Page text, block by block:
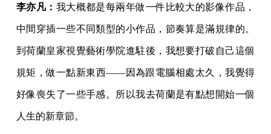
李亦凡： 我大概都是每兩年做一件比較大的影像作品，
中間穿插一些不同類型的小作品，節奏算是滿規律的。
到荷蘭皇家視覺藝術學院進駐後，我想要打破自己這個
規矩，做一點新東西——因為跟電腦相處太久，我覺得
好像喪失了一些手感。所以我去荷蘭是有點想開始一個
人生的新章節。